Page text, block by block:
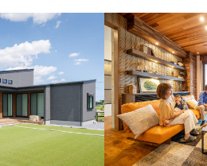
万円台 5,000万円台